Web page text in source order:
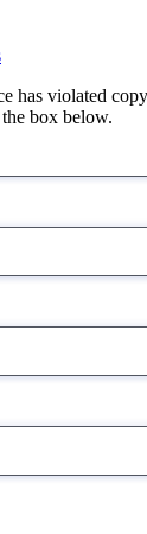
has violated
box below.